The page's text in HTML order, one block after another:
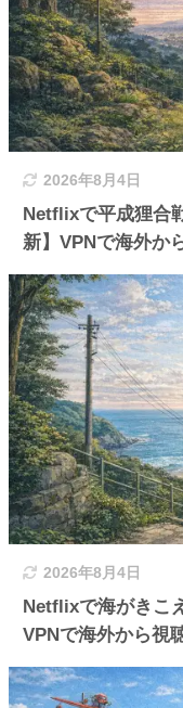
2026年8月4日
Netflixで平成狸合
新】VPNで海外か
2026年8月4日
Netflixで海がきこ
VPNで海外から視